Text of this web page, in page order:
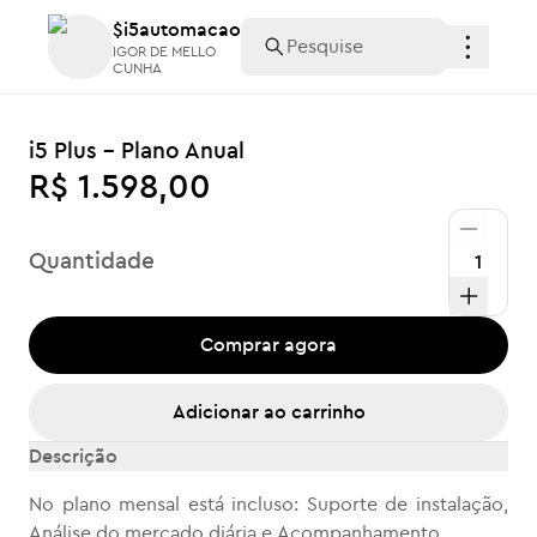
$i5automacao
IGOR DE MELLO
CUNHA
$i5automacao
IGOR DE MELLO
CUNHA
i5 Plus - Plano Anual
R$ 1.598,00
Quantidade
Comprar agora
Adicionar ao carrinho
Descrição
No plano mensal está incluso: Suporte de instalação,